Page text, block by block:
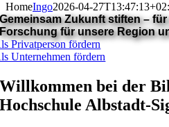
HomeIngo2026-04-
Gemeinsam Zukunft stiften –
Forschung für unsere Region
Privatperson fördern
Unternehmen fördern
Willkommen bei der
Hochschule Albstadt-